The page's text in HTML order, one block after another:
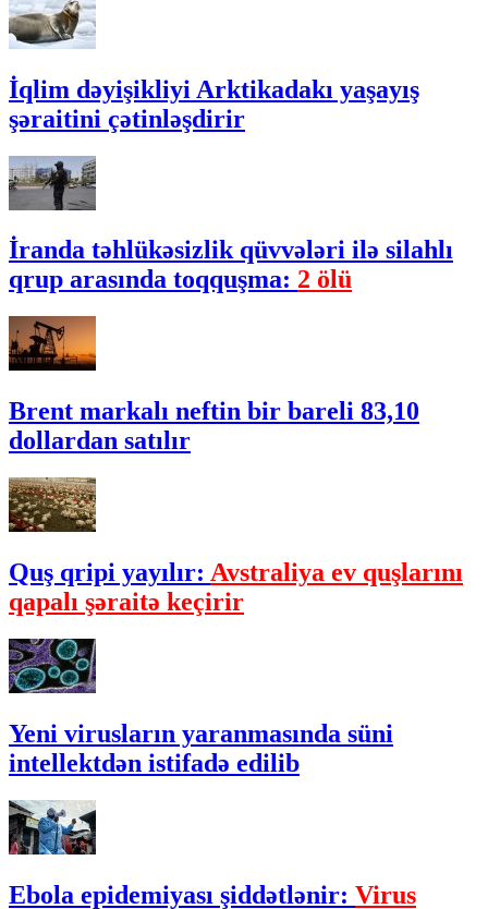
İqlim dəyişikliyi Arktikadakı yaşayış
şəraitini çətinləşdirir
İranda təhlükəsizlik qüvvələri ilə silahlı
qrup arasında toqquşma: 2 ölü
Brent markalı neftin bir bareli 83,10
dollardan satılır
Quş qripi yayılır: Avstraliya ev quşlarını
qapalı şəraitə keçirir
Yeni virusların yaranmasında süni
intellektdən istifadə edilib
Ebola epidemiyası şiddətlənir: Virus